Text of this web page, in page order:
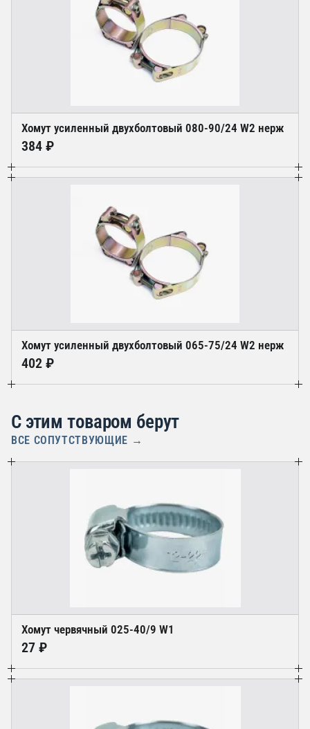
Хомут усиленный двухболтовый 080-90/24 W2 нерж
384 ₽
Хомут усиленный двухболтовый 065-75/24 W2 нерж
402 ₽
С этим товаром берут
ВСЕ СОПУТСТВУЮЩИЕ →
Хомут червячный 025-40/9 W1
27 ₽